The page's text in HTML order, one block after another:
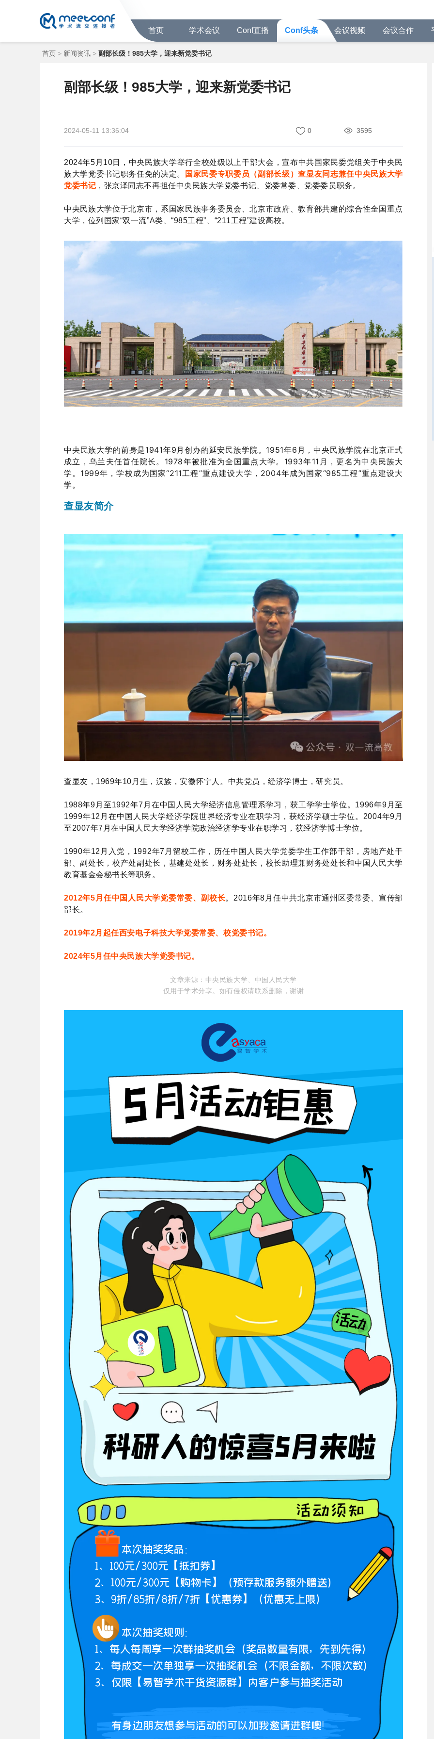
首页 学术会议 Conf直播 Conf头条 会议视频 会议合作
首页 > 新闻资讯 > 副部长级！985大学，迎来新党委书记
副部长级！985大学，迎来新党委书记
2024-05-11 13:36:04 0 3595
2024年5月10日，中央民族大学举行全校处级以上干部大会，宣布中共国家民委党组关于中央民
族大学党委书记职务任免的决定。
国家民委专职委员（副部长级）查显友同志兼任中央民族大学
党委书记 ，张京泽同志不再担任中央民族大学党委书记、党委常委、党委委员职务。
中央民族大学位于北京市，系国家民族事务委员会、北京市政府、教育部共建的综合性全国重点
大学，位列国家“双一流”A类、“985工程”、“211工程”建设高校。
中央民族大学的前身是1941年9月创办的延安民族学院。1951年6月，中央民族学院在北京正式
成立，乌兰夫任首任院长。1978年被批准为全国重点大学。 1993年11月，更名为中央民族大
学。1999年，学校成为国家“211工程”重点建设大学，2004年成为国家“985工程”重点建设大
学。
查显友简介
查显友，1969年10月生，汉族，安徽怀宁人。中共党员，经济学博士，研究员。
1988年9月至1992年7月在中国人民大学经济信息管理系学习，获工学学士学位。1996年9月至
1999年12月在中国人民大学经济学院世界经济专业在职学习，获经济学硕士学位。2004年9月
至2007年7月在中国人民大学经济学院政治经济学专业在职学习，获经济学博士学位。
1990年12月入党，1992年7月留校工作，历任中国人民大学党委学生工作部干部，房地产处干
部、副处长，校产处副处长，基建处处长，财务处处长，校长助理兼财务处处长和中国人民大学
教育基金会秘书长等职务。
2012年5月任中国人民大学党委常委、副校长。2016年8月任中共北京市通州区委常委、宣传部
部长。
2019年2月起任西安电子科技大学党委常委、校党委书记。
2024年5月任中央民族大学党委书记。
文章来源： 中央民族大学、中国人民大学
仅用于学术分享。如有侵权请联系删除，谢谢